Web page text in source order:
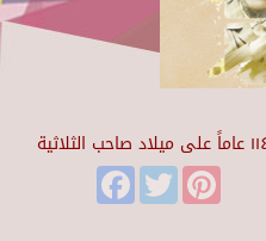
FacebookTwitter